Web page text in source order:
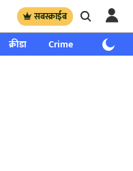
सबस्क्राईब
क्रीडा Crime साप्ताहिक